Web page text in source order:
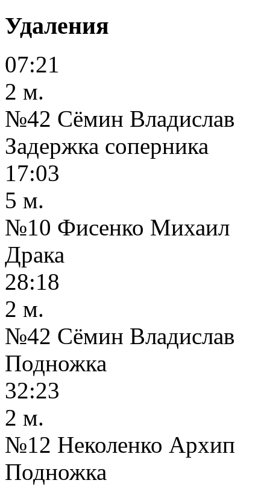
Удаления
07:21
2 м.
№42 Сёмин Владислав
Задержка соперника
17:03
5 м.
№10 Фисенко Михаил
Драка
28:18
2 м.
№42 Сёмин Владислав
Подножка
32:23
2 м.
№12 Неколенко Архип
Подножка